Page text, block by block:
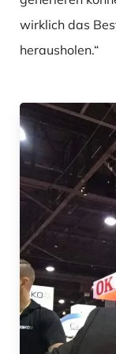
wirklich das
herausholen.“